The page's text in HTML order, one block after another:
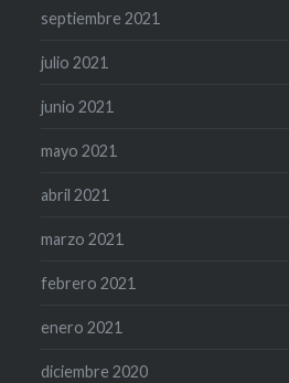
septiembre 2021
julio 2021
junio 2021
mayo 2021
abril 2021
marzo 2021
febrero 2021
enero 2021
diciembre 2020